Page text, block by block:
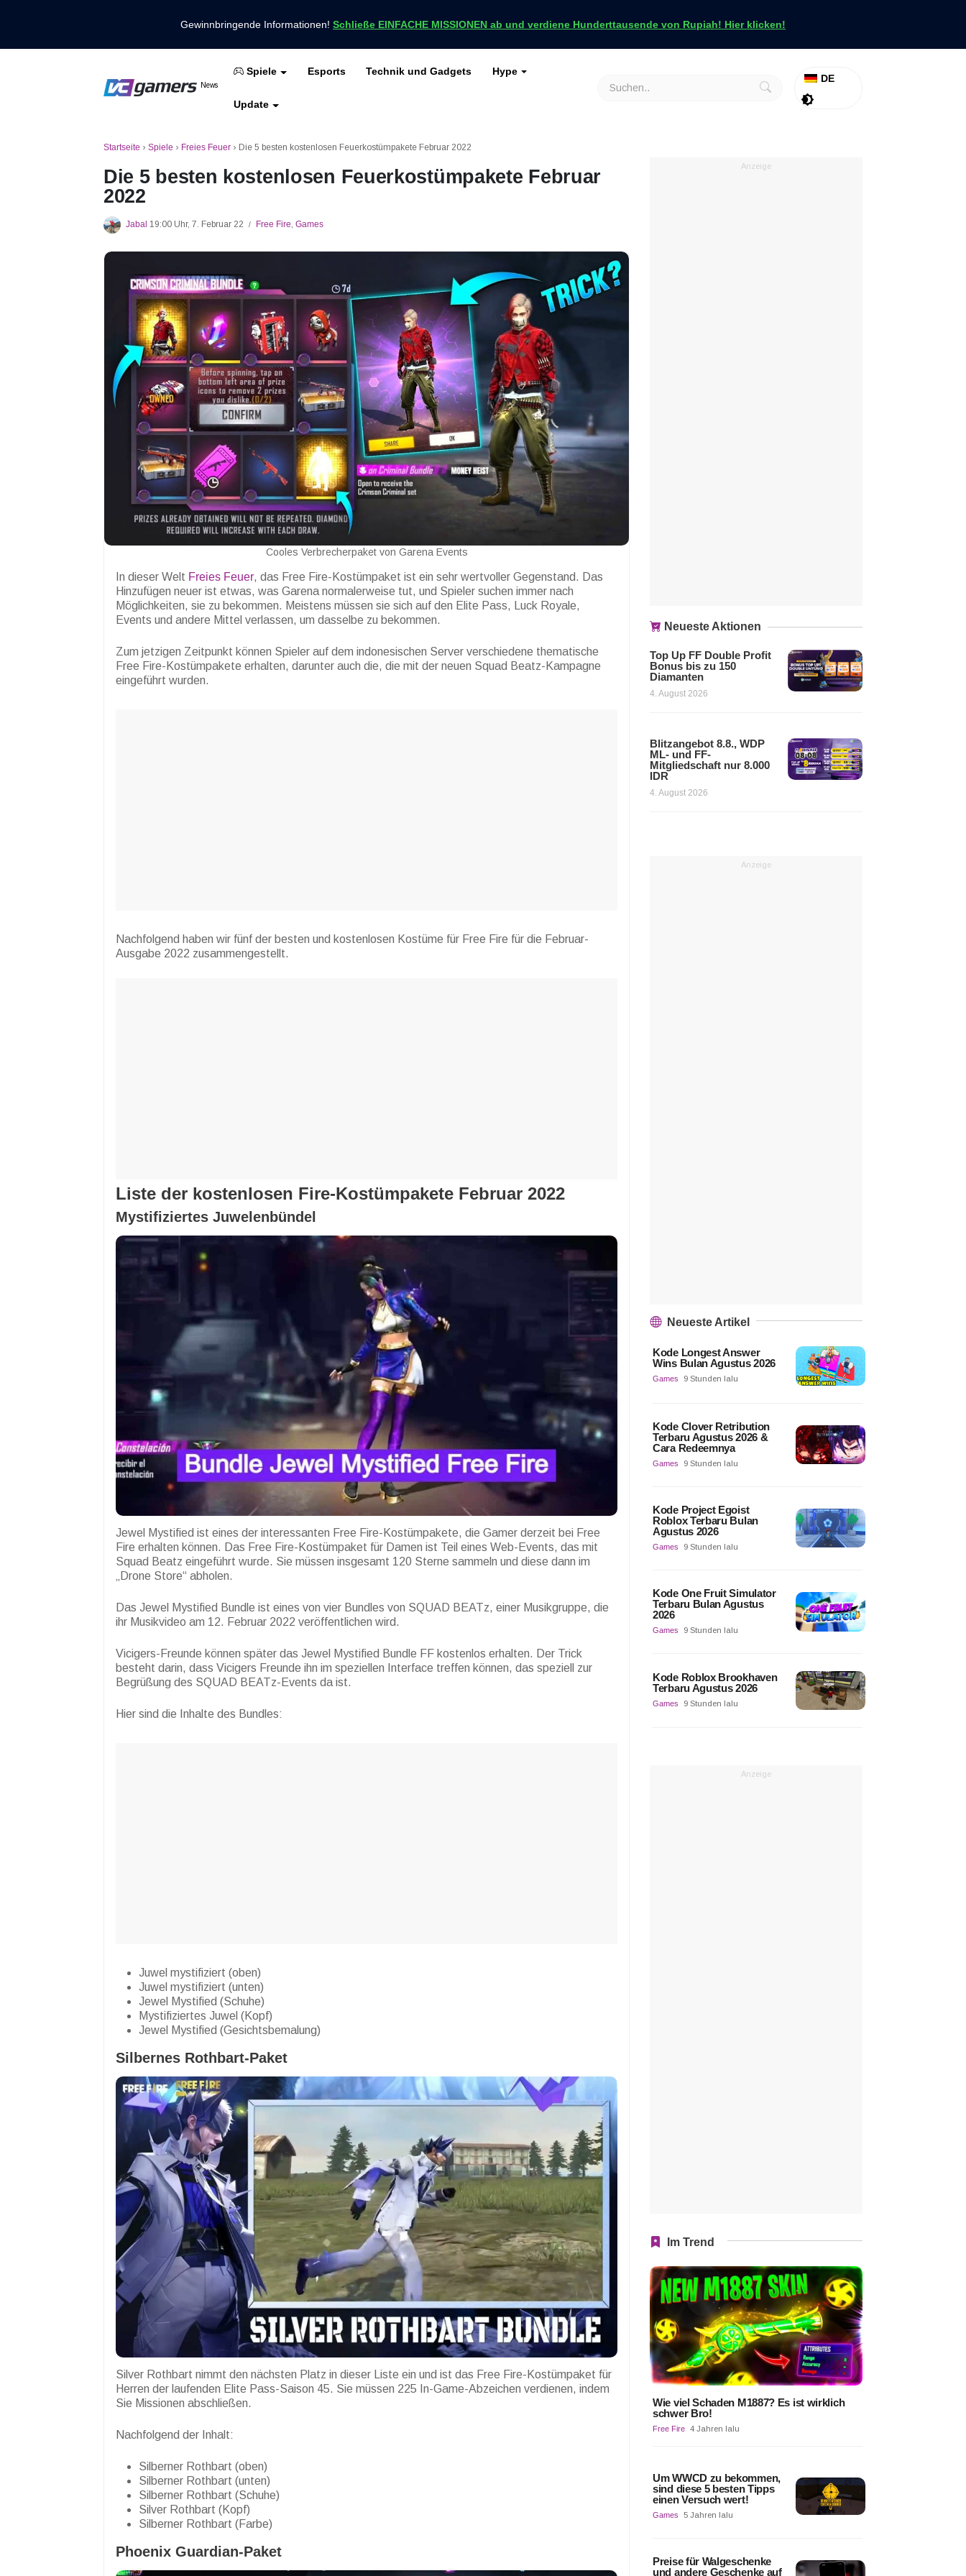
Gewinnbringende Informationen! Schließe EINFACHE MISSIONEN ab und verdiene Hunderttausende von Rupiah! Hier klicken!
VCGamers-Neuigkeiten
News
Holen Sie sich die neuesten Spielnachrichten nur bei VCGamers
Spiele Esports Technik und Gadgets Hype
Update
DE
Freies Feuer
Startseite › Spiele › Freies Feuer › Die 5 besten kostenlosen Feuerkostümpakete Februar 2022
Die 5 besten kostenlosen Feuerkostümpakete Februar
2022
Jabal 19:00 Uhr, 7. Februar 22 / Free Fire, Games
Cooles Verbrecherpaket von Garena Events
In dieser Welt Freies Feuer, das Free Fire-Kostümpaket ist ein sehr wertvoller Gegenstand. Das
Hinzufügen neuer ist etwas, was Garena normalerweise tut, und Spieler suchen immer nach
Möglichkeiten, sie zu bekommen. Meistens müssen sie sich auf den Elite Pass, Luck Royale,
Events und andere Mittel verlassen, um dasselbe zu bekommen.
Zum jetzigen Zeitpunkt können Spieler auf dem indonesischen Server verschiedene thematische
Free Fire-Kostümpakete erhalten, darunter auch die, die mit der neuen Squad Beatz-Kampagne
eingeführt wurden.
Nachfolgend haben wir fünf der besten und kostenlosen Kostüme für Free Fire für die Februar-
Ausgabe 2022 zusammengestellt.
Liste der kostenlosen Fire-Kostümpakete Februar 2022
Mystifiziertes Juwelenbündel
Jewel Mystified ist eines der interessanten Free Fire-Kostümpakete, die Gamer derzeit bei Free
Fire erhalten können. Das Free Fire-Kostümpaket für Damen ist Teil eines Web-Events, das mit
Squad Beatz eingeführt wurde. Sie müssen insgesamt 120 Sterne sammeln und diese dann im
„Drone Store“ abholen.
Das Jewel Mystified Bundle ist eines von vier Bundles von SQUAD BEATz, einer Musikgruppe, die
ihr Musikvideo am 12. Februar 2022 veröffentlichen wird.
Vicigers-Freunde können später das Jewel Mystified Bundle FF kostenlos erhalten. Der Trick
besteht darin, dass Vicigers Freunde ihn im speziellen Interface treffen können, das speziell zur
Begrüßung des SQUAD BEATz-Events da ist.
Hier sind die Inhalte des Bundles:
Juwel mystifiziert (oben)
Juwel mystifiziert (unten)
Jewel Mystified (Schuhe)
Mystifiziertes Juwel (Kopf)
Jewel Mystified (Gesichtsbemalung)
Silbernes Rothbart-Paket
Silver Rothbart nimmt den nächsten Platz in dieser Liste ein und ist das Free Fire-Kostümpaket für
Herren der laufenden Elite Pass-Saison 45. Sie müssen 225 In-Game-Abzeichen verdienen, indem
Sie Missionen abschließen.
Nachfolgend der Inhalt:
Silberner Rothbart (oben)
Silberner Rothbart (unten)
Silberner Rothbart (Schuhe)
Silver Rothbart (Kopf)
Silberner Rothbart (Farbe)
Phoenix Guardian-Paket
Anzeige
Neueste Aktionen
Top Up FF Double Profit
Bonus bis zu 150
Diamanten
4. August 2026
Blitzangebot 8.8., WDP
ML- und FF-
Mitgliedschaft nur 8.000
IDR
4. August 2026
Anzeige
Neueste Artikel
Kode Longest Answer
Wins Bulan Agustus 2026
Games 9 Stunden lalu
Kode Clover Retribution
Terbaru Agustus 2026 &
Cara Redeemnya
Games 9 Stunden lalu
Kode Project Egoist
Roblox Terbaru Bulan
Agustus 2026
Games 9 Stunden lalu
Kode One Fruit Simulator
Terbaru Bulan Agustus
2026
Games 9 Stunden lalu
Kode Roblox Brookhaven
Terbaru Agustus 2026
Games 9 Stunden lalu
Anzeige
Im Trend
Wie viel Schaden M1887? Es ist wirklich
schwer Bro!
Free Fire 4 Jahren lalu
Um WWCD zu bekommen,
sind diese 5 besten Tipps
einen Versuch wert!
Games 5 Jahren lalu
Preise für Walgeschenke
und andere Geschenke auf